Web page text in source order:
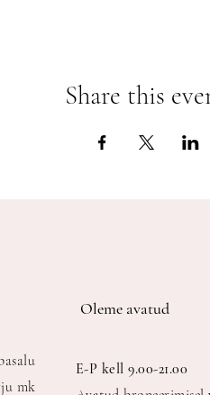
Share this
Oleme avatud
mk
E-P kell 9.00-21.00